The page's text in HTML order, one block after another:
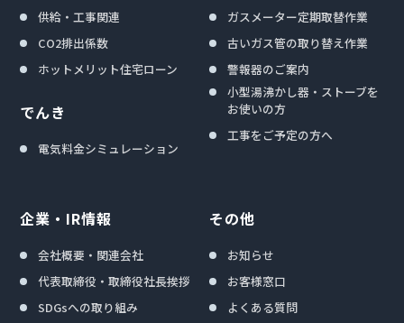
供給・工事関連
CO2排出係数
ホットメリット住宅ローン
でんき
電気料金シミュレーション
ガスメーター定期取替作業
古いガス管の取り替え作業
警報器のご案内
小型湯沸かし器・ストーブを
お使いの方
工事をご予定の方へ
企業・IR情報
会社概要・関連会社
代表取締役・取締役社長挨拶
SDGsへの取り組み
その他
お知らせ
お客様窓口
よくある質問